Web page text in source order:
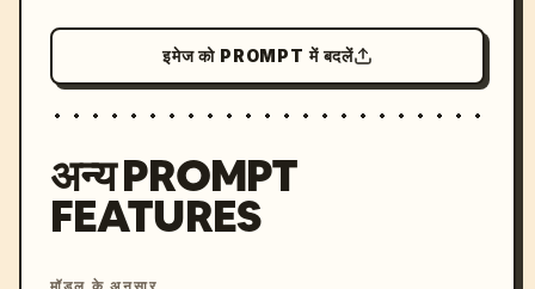
इमेज को PROMPT में बदलें
अन्य PROMPT
FEATURES